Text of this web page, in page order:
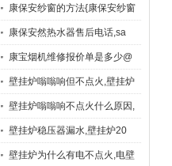
康保安纱窗的方法{康保安纱窗
康保安然热水器售后电话,sa
康宝烟机维修报价单是多少@
康
壁挂炉嗡嗡响但不点火,壁挂炉
壁挂炉嗡嗡响不点火什么原因,
壁挂炉稳压器漏水,壁挂炉20
壁挂炉为什么有电不点火,电壁